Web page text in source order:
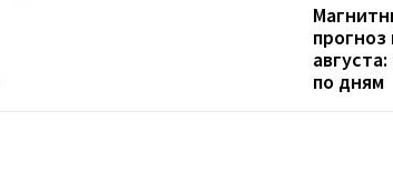
прогноз
по дням